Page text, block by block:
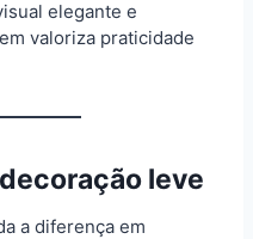
elegante e
valoriza praticidade
leve
a diferença em